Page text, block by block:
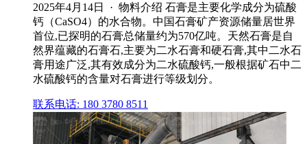
2025年4月14日 · 物料介绍 石膏是主要化学成分为硫酸
钙（CaSO4）的水合物。中国石膏矿产资源储量居世界
首位,已探明的石膏总储量约为570亿吨。天然石膏是自
然界蕴藏的石膏石,主要为二水石膏和硬石膏,其中二水石
膏用途广泛,其有效成分为二水硫酸钙,一般根据矿石中二
水硫酸钙的含量对石膏进行等级划分。
联系电话: 180 3780 8511